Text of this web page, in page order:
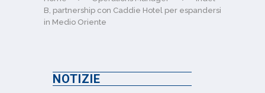
B, partnership con Caddie Hotel per espandersi
in Medio Oriente
NOTIZIE